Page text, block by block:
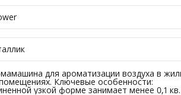
для ароматизации воздуха в
Ключевые особенности:
узкой форме занимает менее 0,1